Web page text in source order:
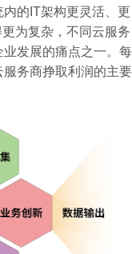
的IT架构更灵活、更
为复杂，不同云服务
发展的痛点之一。每
务商挣取利润的主要